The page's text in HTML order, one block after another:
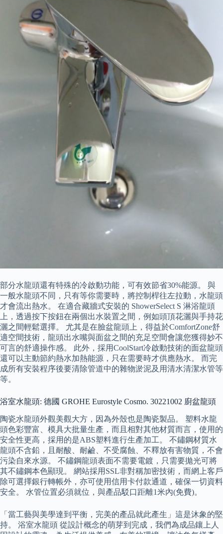
部分水龍頭還有特殊的冷啟動功能，可有效節省30%能源。 與
一般水龍頭不同，只有等你需要時，將控制桿往左拉動，水龍頭
才會流出熱水。 在適合藏牆式安裝的 ShowerSelect S 淋浴龍頭
上，透過按下按鈕在兩個出水裝置之間，例如頭頂花灑與手持花
灑之間輕鬆選擇。 尤其是在臉盆龍頭上，得益於ComfortZone舒
適空間技術，龍頭出水嘴與面盆之間的充足空間會讓您獲得妙不
可言的舒適操作感。 此外，採用CoolStart冷啟動技術的面盆龍頭
還可以主動節約熱水加熱能源，只在需要時才供應熱水。 而完
成所有安裝程序後要清除管道中的雜物淤泥及用清水清潔水管等
等。
浴室水龍頭: 德國 GROHE Eurostyle Cosmo. 30221002 廚盆龍頭
陶瓷水龍頭外觀美觀大方，因為外殼也是陶瓷製品。 塑料水龍
頭色彩豐富、模具大批量生產，而且相對其他材質而言，使用的
安全性更高，採用的是ABS塑料進行生產加工。 不鏽鋼材質水
龍頭不含鉛，且耐酸、耐鹼、不受腐蝕、不釋放有害物質，不會
污染自來水源。 不鏽鋼龍頭表面不需要電鍍，只需要拋光可將
其不鏽鋼本色顯現。 網站採用SSL非對稱加密技術，而網上客戶
除可選擇銀行轉帳外，亦可使用信用卡付款通道，確保一切資料
安全。 水管位置必須就位，與產品駁口距離1米內(免費)。
「當工藝與美學達到平衡，完美的產品就此產生」這是沐象的堅
持。 浴室水龍頭 從設計概念的萌芽到完成，我們為成品鑲上人